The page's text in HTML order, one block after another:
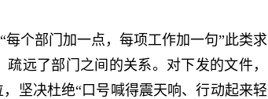
个部门加一点，每项工作加一句”此类求
远了部门之间的关系。对下发的文件，
坚决杜绝“口号喊得震天响、行动起来轻